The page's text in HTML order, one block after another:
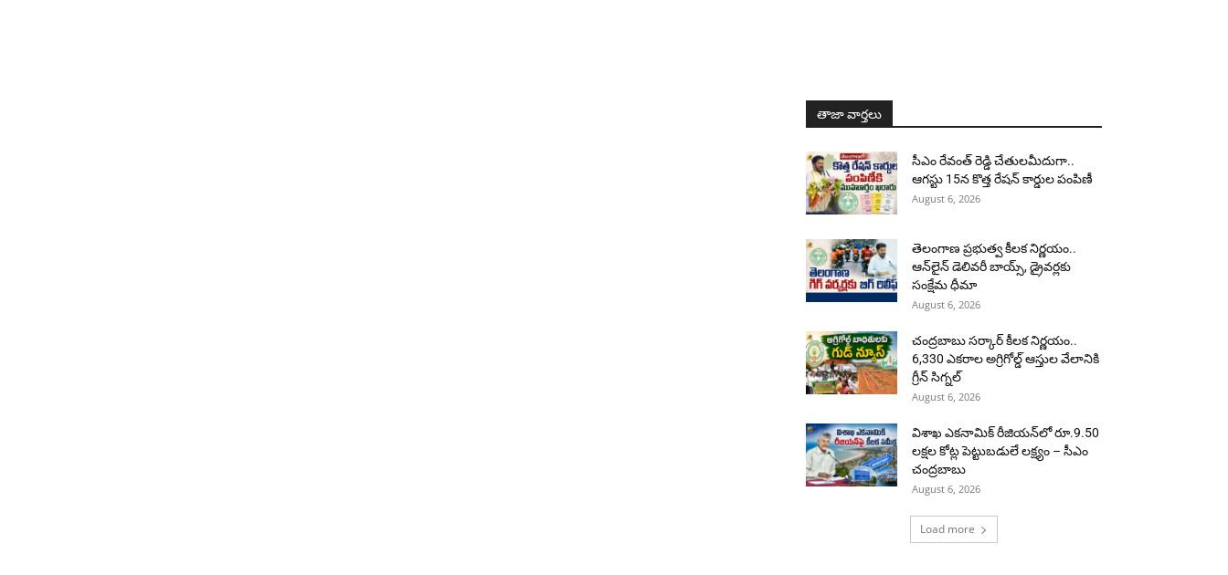
తాజా వార్తలు
సీఎం రేవంత్ రెడ్డి చేతులమీదుగా..
ఆగస్టు 15న కొత్త రేషన్ కార్డుల పంపిణీ
August 6, 2026
తెలంగాణ ప్రభుత్వ కీలక నిర్ణయం..
ఆన్‌లైన్ డెలివరీ బాయ్స్, డ్రైవర్లకు
సంక్షేమ ధీమా
August 6, 2026
చంద్రబాబు సర్కార్ కీలక నిర్ణయం..
6,330 ఎకరాల అగ్రిగోల్డ్ ఆస్తుల వేలానికి
గ్రీన్ సిగ్నల్
August 6, 2026
విశాఖ ఎకనామిక్ రీజియన్‌లో రూ.9.50
లక్షల కోట్ల పెట్టుబడులే లక్ష్యం – సీఎం
చంద్రబాబు
August 6, 2026
Load more